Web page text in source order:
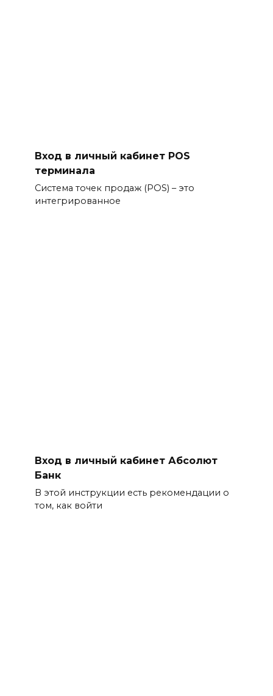
Вход в личный кабинет POS
терминала
Система точек продаж (POS) – это
интегрированное
Вход в личный кабинет Абсолют
Банк
В этой инструкции есть рекомендации о
том, как войти